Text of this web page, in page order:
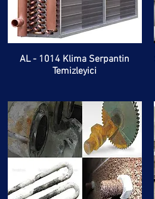
AL - 1014 Klima Serpantin
Temizleyici